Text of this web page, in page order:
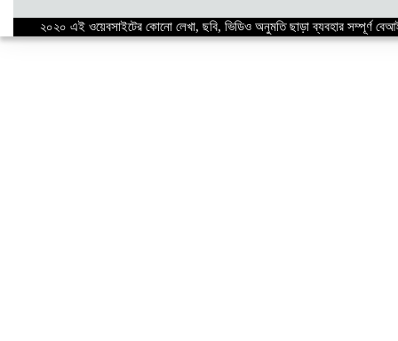
২০২০ এই ওয়েবসাইটের কোনো লেখা, ছবি, ভিডিও অনুমতি ছাড়া ব্যবহার সম্পূর্ণ